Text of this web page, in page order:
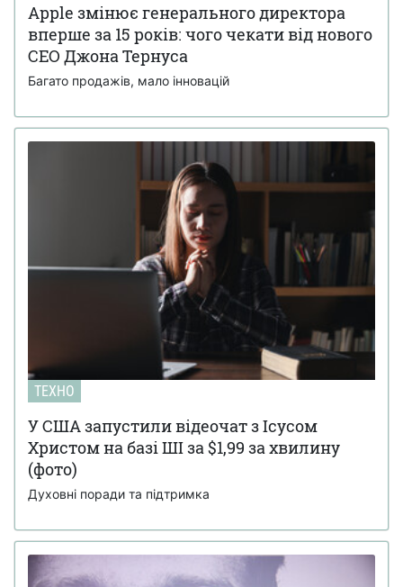
Apple змінює генерального директора
вперше за 15 років: чого чекати від нового
CEO Джона Тернуса
Багато продажів, мало інновацій
ТЕХНО
У США запустили відеочат з Ісусом
Христом на базі ШІ за $1,99 за хвилину
(фото)
Духовні поради та підтримка